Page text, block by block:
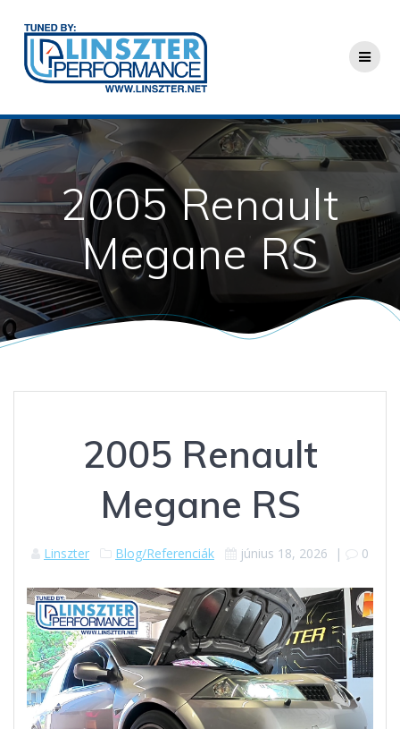
content
2005 Renault
Megane RS
2005 Renault
Megane RS
Linszter Blog/Referenciák június 18, 2026 | 0